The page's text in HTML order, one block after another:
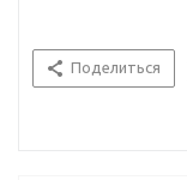
Поделиться